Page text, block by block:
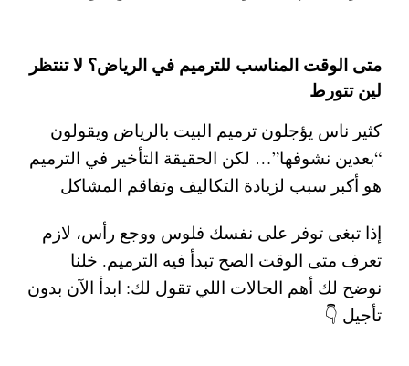
متى الوقت المناسب للترميم في الرياض؟ لا تنتظر
لين تتورط
كثير ناس يؤجلون ترميم البيت بالرياض ويقولون
“بعدين نشوفها”… لكن الحقيقة التأخير في الترميم
هو أكبر سبب لزيادة التكاليف وتفاقم المشاكل
إذا تبغى توفر على نفسك فلوس ووجع رأس، لازم
تعرف متى الوقت الصح تبدأ فيه الترميم. خلنا
نوضح لك أهم الحالات اللي تقول لك: ابدأ الآن بدون
تأجيل 👇